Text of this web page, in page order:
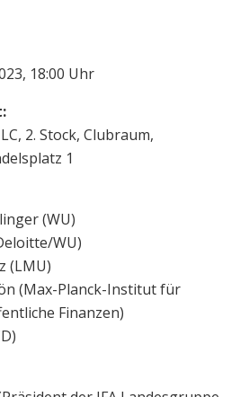
18:00 Uhr
2. Stock, Clubraum,
1
(WU)
WU)
(LMU)
(Max-Planck-Institut für
Finanzen)